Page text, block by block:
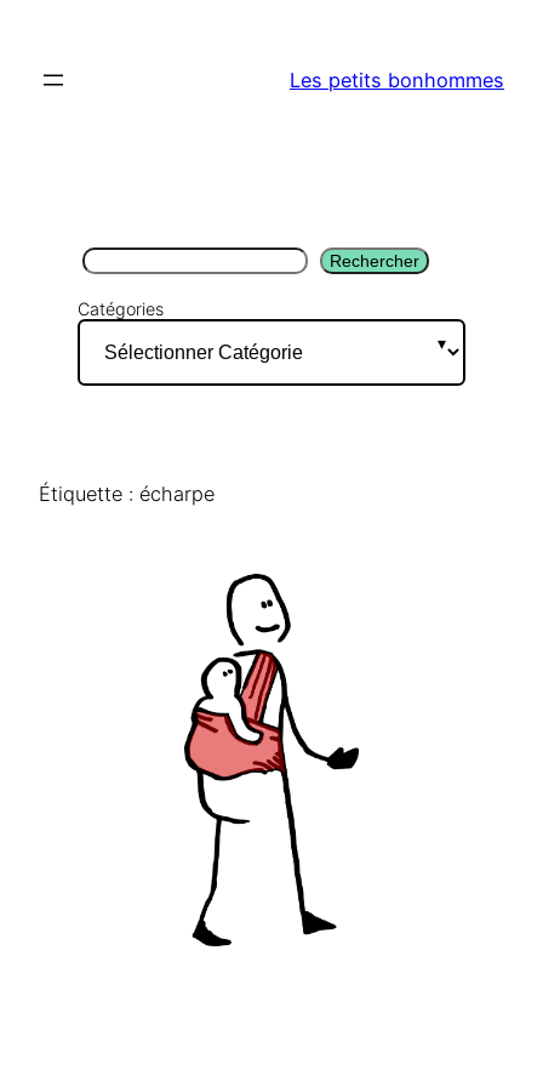
contenu
Les petits bonhommes
Rechercher Rechercher
Catégories
Étiquette : écharpe